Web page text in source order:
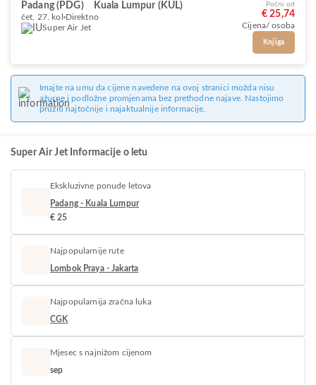
Padang (PDG) Kuala Lumpur (KUL)
čet, 27. kol Direktno
Super Air Jet
Počni od
€ 25,74
Cijena/ osoba
Knjiga
Imajte na umu da cijene navedene na ovoj stranici možda nisu
ažurne i podložne promjenama bez prethodne najave. Nastojimo
pružiti najtočnije i najaktualnije informacije.
Super Air Jet Informacije o letu
Ekskluzivne ponude letova
Padang - Kuala Lumpur
€ 25
Najpopularnije rute
Lombok Praya - Jakarta
Najpopularnija zračna luka
CGK
Mjesec s najnižom cijenom
sep